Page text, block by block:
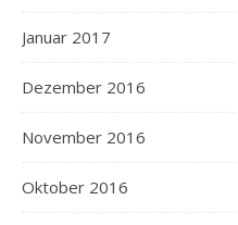
Januar 2017
Dezember 2016
November 2016
Oktober 2016